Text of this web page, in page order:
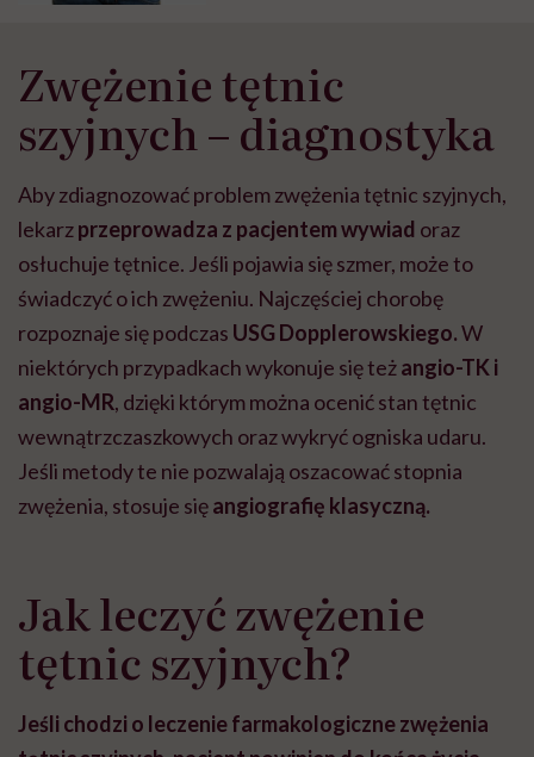
Zwężenie tętnic
szyjnych – diagnostyka
Aby zdiagnozować problem zwężenia tętnic szyjnych,
lekarzprzeprowadza z pacjentem wywiad oraz
osłuchuje tętnice. Jeśli pojawia się szmer, może to
świadczyć o ich zwężeniu. Najczęściej chorobę
rozpoznaje się podczas USG Dopplerowskiego.W
niektórych przypadkach wykonuje się teżangio-TK i
angio-MR, dzięki którym można ocenić stan tętnic
wewnątrzczaszkowych oraz wykryć ogniska udaru.
Jeśli metody te nie pozwalają oszacować stopnia
zwężenia, stosuje sięangiografię klasyczną.
Jak leczyć zwężenie
tętnic szyjnych?
Jeśli chodzi o leczenie farmakologiczne zwężenia